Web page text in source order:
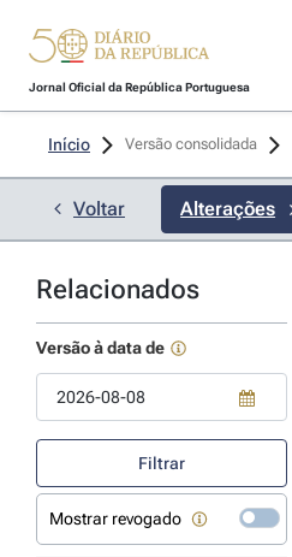
Jornal Oficial da República Portuguesa
Início Versão consolidada
Voltar Alterações
Relacionados
Versão à data de
Filtrar
Mostrar revogado